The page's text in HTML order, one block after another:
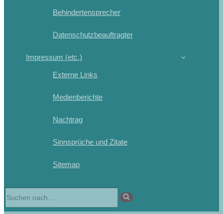
Behindertensprecher
Datenschutzbeauftragter
Impressum (etc.)
Externe Links
Medienberichte
Nachtrag
Sinnsprüche und Zitate
Sitemap